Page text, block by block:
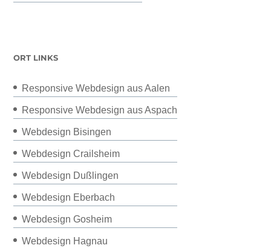
ORT LINKS
Responsive Webdesign aus Aalen
Responsive Webdesign aus Aspach
Webdesign Bisingen
Webdesign Crailsheim
Webdesign Dußlingen
Webdesign Eberbach
Webdesign Gosheim
Webdesign Hagnau